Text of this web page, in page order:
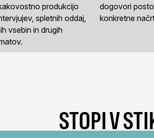
produkcijo
spletnih oddaj,
vsebin in drugih
dogovori
konkretne
STOPI V